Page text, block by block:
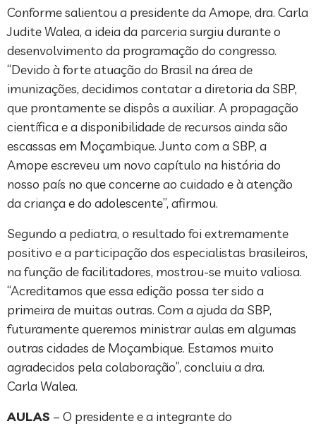
Conforme salientou a presidente da Amope, dra. Carla
Judite Walea, a ideia da parceria surgiu durante o
desenvolvimento da programação do congresso.
“Devido à forte atuação do Brasil na área de
imunizações, decidimos contatar a diretoria da SBP,
que prontamente se dispôs a auxiliar. A propagação
científica e a disponibilidade de recursos ainda são
escassas em Moçambique. Junto com a SBP, a
Amope escreveu um novo capítulo na história do
nosso país no que concerne ao cuidado e à atenção
da criança e do adolescente”, afirmou.
Segundo a pediatra, o resultado foi extremamente
positivo e a participação dos especialistas brasileiros,
na função de facilitadores, mostrou-se muito valiosa.
“Acreditamos que essa edição possa ter sido a
primeira de muitas outras. Com a ajuda da SBP,
futuramente queremos ministrar aulas em algumas
outras cidades de Moçambique. Estamos muito
agradecidos pela colaboração”, concluiu a dra.
Carla Walea.
AULAS – O presidente e a integrante do